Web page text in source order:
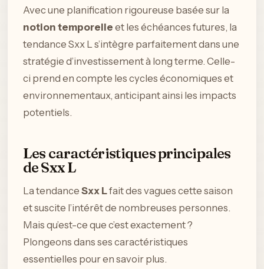
Avec une planification rigoureuse basée sur la
notion temporelle et les échéances futures, la
tendance Sxx L s’intègre parfaitement dans une
stratégie d’investissement à long terme. Celle-
ci prend en compte les cycles économiques et
environnementaux, anticipant ainsi les impacts
potentiels.
Les caractéristiques principales
de Sxx L
La tendance Sxx Lfait des vagues cette saison
et suscite l’intérêt de nombreuses personnes.
Mais qu’est-ce que c’est exactement ?
Plongeons dans ses caractéristiques
essentielles pour en savoir plus.